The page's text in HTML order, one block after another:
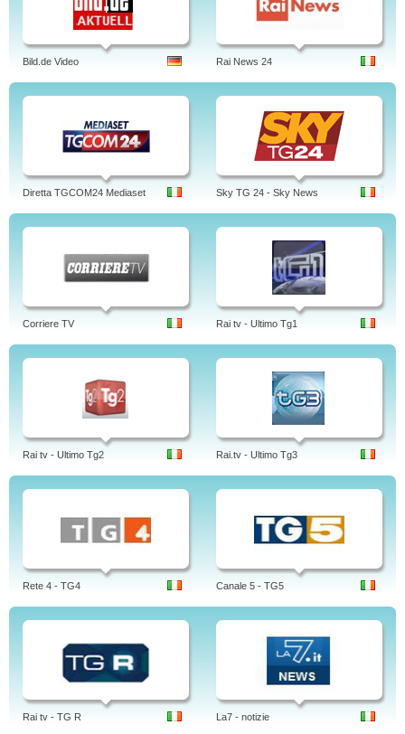
Bild.de Video Rai News 24
Diretta TGCOM24 Mediaset Sky TG 24 - Sky News
Corriere TV Rai tv - Ultimo Tg1
Rai tv - Ultimo Tg2 Rai.tv - Ultimo Tg3
Rete 4 - TG4 Canale 5 - TG5
Rai tv - TG R La7 - notizie